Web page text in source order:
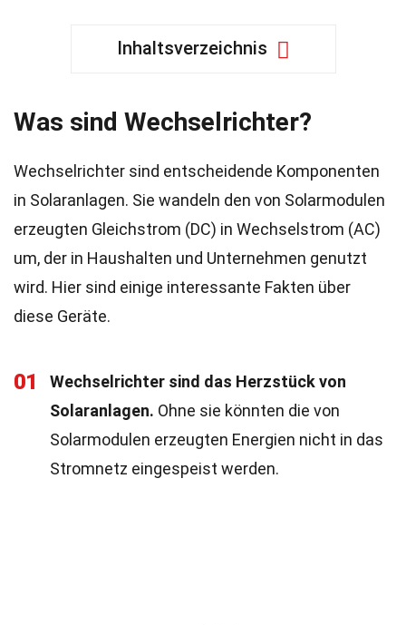
Inhaltsverzeichnis
Was sind Wechselrichter?
Wechselrichter sind entscheidende Komponenten
in Solaranlagen. Sie wandeln den von Solarmodulen
erzeugten Gleichstrom (DC) in Wechselstrom (AC)
um, der in Haushalten und Unternehmen genutzt
wird. Hier sind einige interessante Fakten über
diese Geräte.
01
Wechselrichter sind das Herzstück von
Solaranlagen. Ohne sie könnten die von
Solarmodulen erzeugten Energien nicht in das
Stromnetz eingespeist werden.